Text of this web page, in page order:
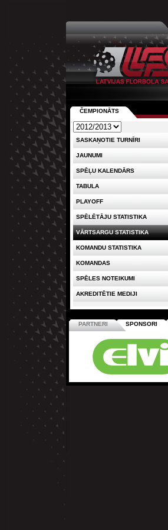
ČEMPIONĀTS
SASKAŅOTIE TURNĪRI
JAUNUMI
SPĒĻU KALENDĀRS
TABULA
PLAYOFF
SPĒLĒTĀJU STATISTIKA
VĀRTSARGU STATISTIKA
KOMANDU STATISTIKA
KOMANDAS
SPĒLES NOTEIKUMI
AKREDITĒTIE MEDIJI
PARTNERI SPONSORI